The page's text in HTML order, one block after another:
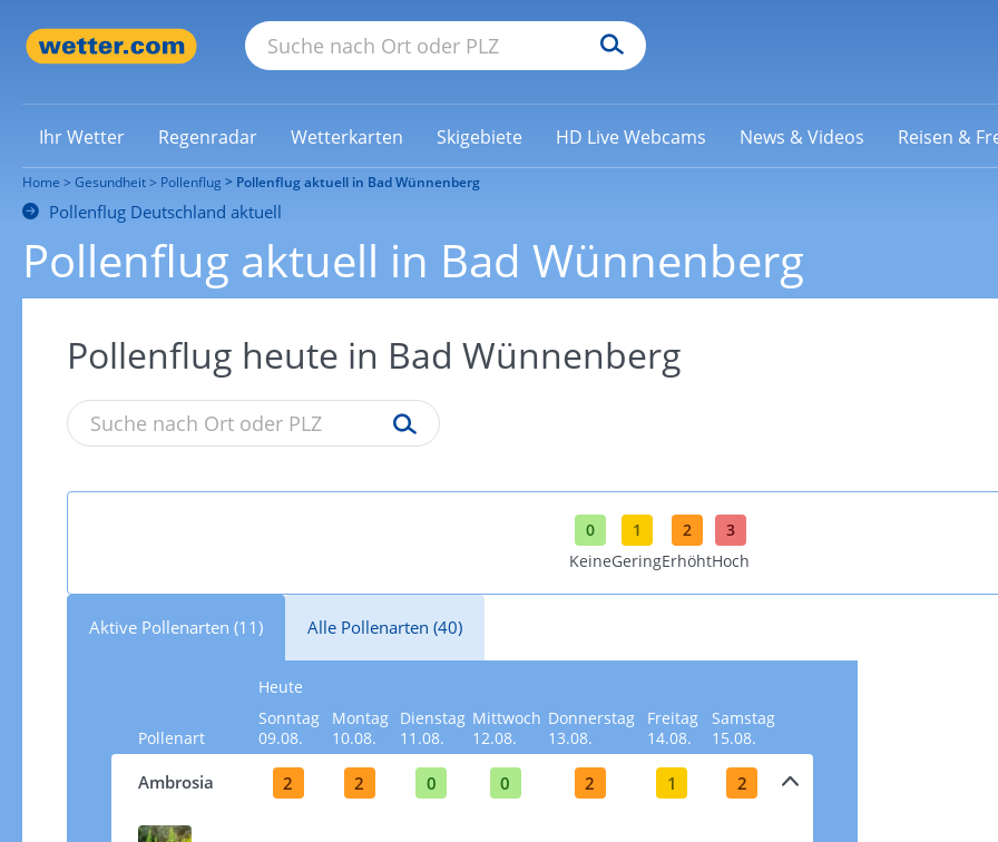
Ihr Wetter Regenradar Wetterkarten Skigebiete HD Live Webcams News & Videos Reisen &
Home Gesundheit Pollenflug Pollenflug aktuell in Bad Wünnenberg
Pollenflug Deutschland aktuell
Pollenflug aktuell in Bad Wünnenberg
Pollenflug heute in Bad Wünnenberg
0
Keine
1
Gering
2
Erhöht
3
Hoch
Aktive Pollenarten (11) Alle Pollenarten (40)
Pollenart
Heute
Sonntag
09.08.
Montag
10.08.
Dienstag
11.08.
Mittwoch
12.08.
Donnerstag
13.08.
Freitag
14.08.
Samstag
15.08.
Ambrosia 2 2 0 0 2 1 2